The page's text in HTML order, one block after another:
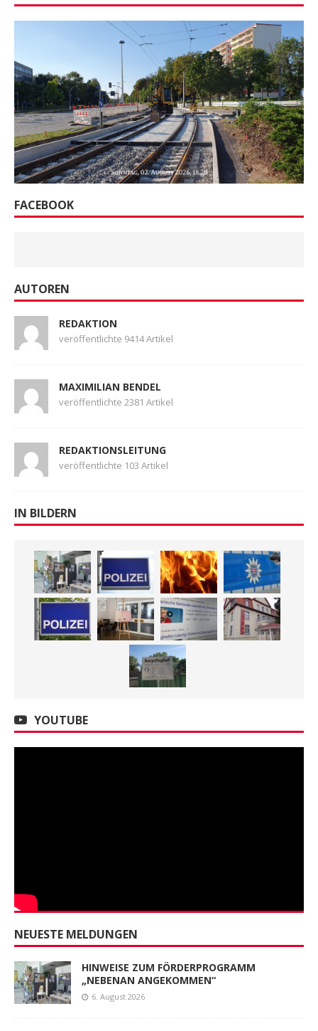
FACEBOOK
AUTOREN
REDAKTION
veröffentlichte 9414 Artikel
MAXIMILIAN BENDEL
veröffentlichte 2381 Artikel
REDAKTIONSLEITUNG
veröffentlichte 103 Artikel
IN BILDERN
YOUTUBE
NEUESTE MELDUNGEN
HINWEISE ZUM FÖRDERPROGRAMM
„NEBENAN ANGEKOMMEN“
6. August 2026